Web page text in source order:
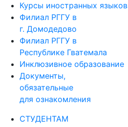
Курсы иностранных языков
Филиал РГГУ в
г. Домодедово
Филиал РГГУ в
Республике Гватемала
Инклюзивное образование
Документы,
обязательные
для ознакомления
СТУДЕНТАМ